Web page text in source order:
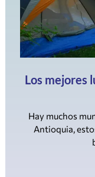
Los mejores
Hay muchos
Antioquia,